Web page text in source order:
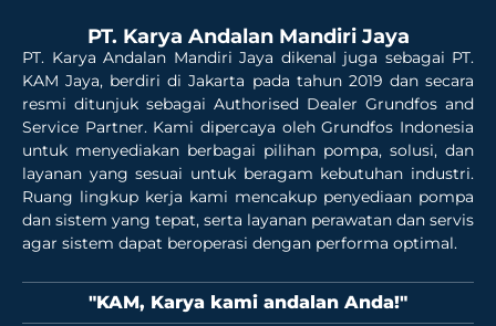
PT. Karya Andalan Mandiri Jaya
PT. Karya Andalan Mandiri Jaya dikenal juga sebagai PT.
KAM Jaya, berdiri di Jakarta pada tahun 2019 dan secara
resmi ditunjuk sebagai Authorised Dealer Grundfos and
Service Partner. Kami dipercaya oleh Grundfos Indonesia
untuk menyediakan berbagai pilihan pompa, solusi, dan
layanan yang sesuai untuk beragam kebutuhan industri.
Ruang lingkup kerja kami mencakup penyediaan pompa
dan sistem yang tepat, serta layanan perawatan dan servis
agar sistem dapat beroperasi dengan performa optimal.
"KAM, Karya kami andalan Anda!"